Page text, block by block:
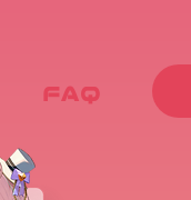
FAQ